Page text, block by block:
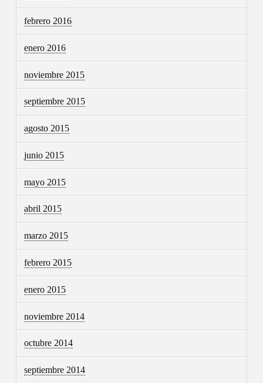
febrero 2016
enero 2016
noviembre 2015
septiembre 2015
agosto 2015
junio 2015
mayo 2015
abril 2015
marzo 2015
febrero 2015
enero 2015
noviembre 2014
octubre 2014
septiembre 2014